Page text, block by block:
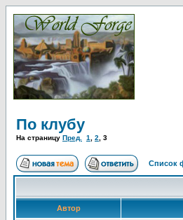
По клубу
На страницу Пред. 1 2 3
Список
Автор